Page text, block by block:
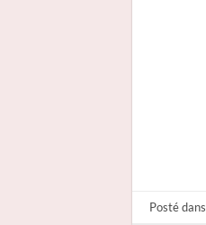
Posté dans